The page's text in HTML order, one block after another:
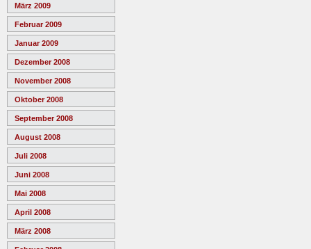
März 2009
Februar 2009
Januar 2009
Dezember 2008
November 2008
Oktober 2008
September 2008
August 2008
Juli 2008
Juni 2008
Mai 2008
April 2008
März 2008